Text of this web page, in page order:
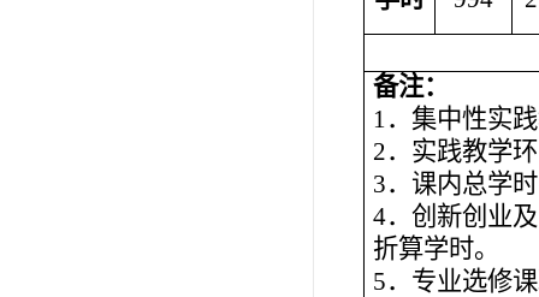
备注：
1．集中性实
2．实践教学
3．课内总学
4．创新创业
折算学时。
5．专业选修